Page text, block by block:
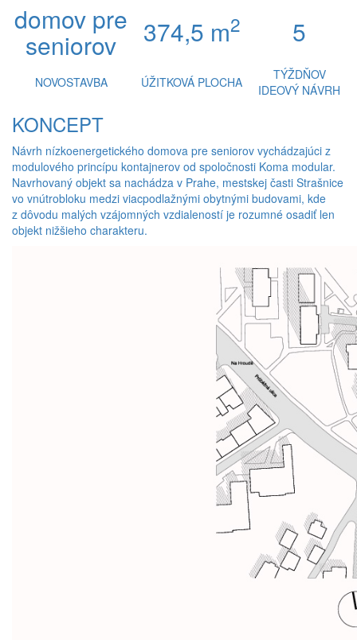
domov pre
seniorov 374,5 m2 5
NOVOSTAVBA ÚŽITKOVÁ PLOCHA
TÝŽDŇOV
IDEOVÝ NÁVRH
KONCEPT
Návrh nízkoenergetického domova pre seniorov vychádzajúci z
modulového princípu kontajnerov od spoločnosti Koma modular.
Navrhovaný objekt sa nachádza v Prahe, mestskej časti Strašnice
vo vnútrobloku medzi viacpodlažnými obytnými budovami, kde
z dôvodu malých vzájomných vzdialeností je rozumné osadiť len
objekt nižšieho charakteru.